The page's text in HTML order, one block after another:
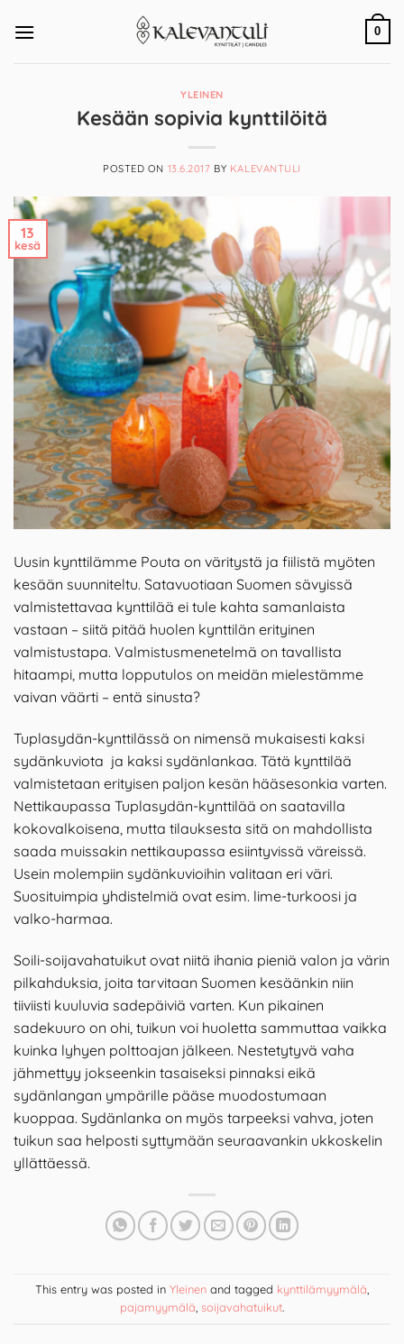
0
YLEINEN
Kesään sopivia kynttilöitä
POSTED ON 13.6.2017 BY KALEVANTULI
13
kesä
Uusin kynttilämme Pouta on väritystä ja fiilistä myöten
kesään suunniteltu. Satavuotiaan Suomen sävyissä
valmistettavaa kynttilää ei tule kahta samanlaista
vastaan – siitä pitää huolen kynttilän erityinen
valmistustapa. Valmistusmenetelmä on tavallista
hitaampi, mutta lopputulos on meidän mielestämme
vaivan väärti – entä sinusta?
Tuplasydän-kynttilässä on nimensä mukaisesti kaksi
sydänkuviota ja kaksi sydänlankaa. Tätä kynttilää
valmistetaan erityisen paljon kesän hääsesonkia varten.
Nettikaupassa Tuplasydän-kynttilää on saatavilla
kokovalkoisena, mutta tilauksesta sitä on mahdollista
saada muissakin nettikaupassa esiintyvissä väreissä.
Usein molempiin sydänkuvioihin valitaan eri väri.
Suosituimpia yhdistelmiä ovat esim. lime-turkoosi ja
valko-harmaa.
Soili-soijavahatuikut ovat niitä ihania pieniä valon ja värin
pilkahduksia, joita tarvitaan Suomen kesäänkin niin
tiiviisti kuuluvia sadepäiviä varten. Kun pikainen
sadekuuro on ohi, tuikun voi huoletta sammuttaa vaikka
kuinka lyhyen polttoajan jälkeen. Nestetytyvä vaha
jähmettyy jokseenkin tasaiseksi pinnaksi eikä
sydänlangan ympärille pääse muodostumaan
kuoppaa. Sydänlanka on myös tarpeeksi vahva, joten
tuikun saa helposti syttymään seuraavankin ukkoskelin
yllättäessä.
This entry was posted in Yleinen and tagged kynttilämyymälä,
pajamyymälä, soijavahatuikut.